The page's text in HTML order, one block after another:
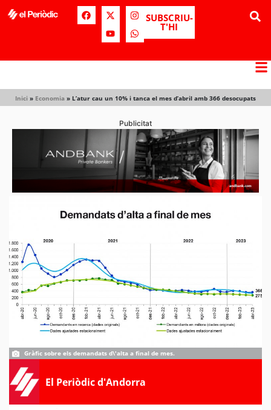
SUBSCRIU-
T'HI
Inici » Economia » L’atur cau un 10% i tanca el mes d’abril amb 366 desocupats
Publicitat
Gràfic sobre els demandats d\'alta a final de mes.
El Periòdic d'Andorra